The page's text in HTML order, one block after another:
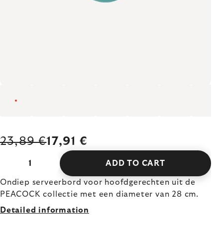
23,89 €17,91 €
ADD TO CART
Ondiep serveerbord voor hoofdgerechten uit de
PEACOCK collectie met een diameter van 28 cm.
Detailed information